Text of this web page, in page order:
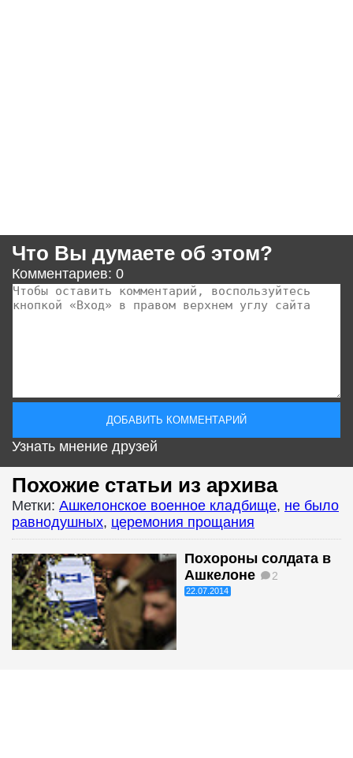
Что Вы думаете об этом?
Комментариев: 0
Узнать мнение друзей
Похожие статьи из архива
Метки: Ашкелонское военное кладбище, не было
равнодушных, церемония прощания
Похороны солдата в
Ашкелоне
2
22.07.2014